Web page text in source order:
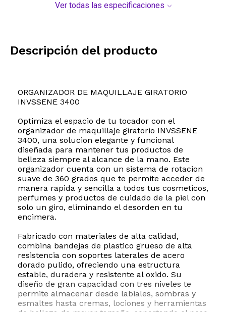
Ver todas las especificaciones
Descripción del producto
ORGANIZADOR DE MAQUILLAJE GIRATORIO
INVSSENE 3400
Optimiza el espacio de tu tocador con el
organizador de maquillaje giratorio INVSSENE
3400, una solucion elegante y funcional
diseñada para mantener tus productos de
belleza siempre al alcance de la mano. Este
organizador cuenta con un sistema de rotacion
suave de 360 grados que te permite acceder de
manera rapida y sencilla a todos tus cosmeticos,
perfumes y productos de cuidado de la piel con
solo un giro, eliminando el desorden en tu
encimera.
Fabricado con materiales de alta calidad,
combina bandejas de plastico grueso de alta
resistencia con soportes laterales de acero
dorado pulido, ofreciendo una estructura
estable, duradera y resistente al oxido. Su
diseño de gran capacidad con tres niveles te
permite almacenar desde labiales, sombras y
esmaltes hasta cremas, lociones y herramientas